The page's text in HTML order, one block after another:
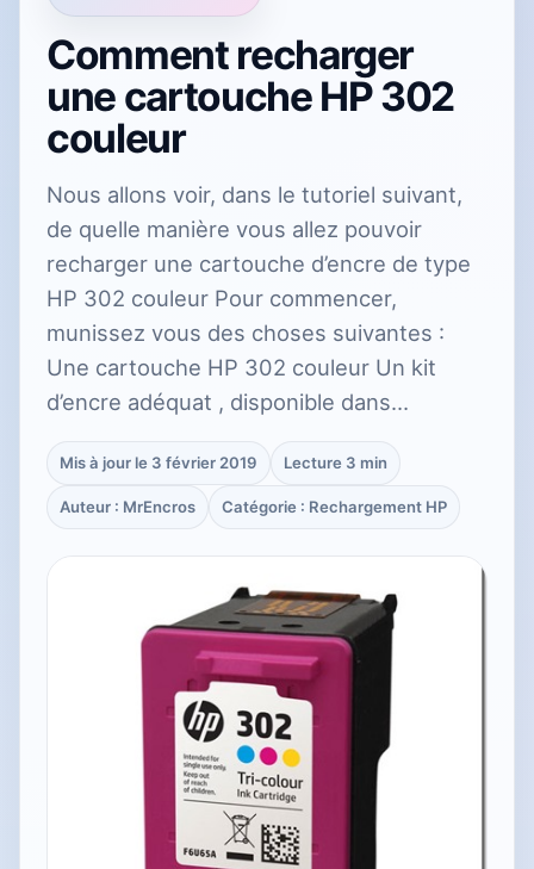
Comment recharger
une cartouche HP 302
couleur
Nous allons voir, dans le tutoriel suivant,
de quelle manière vous allez pouvoir
recharger une cartouche d’encre de type
HP 302 couleur Pour commencer,
munissez vous des choses suivantes :
Une cartouche HP 302 couleur Un kit
d’encre adéquat , disponible dans…
Mis à jour le 3 février 2019 Lecture 3 min
Auteur : MrEncros Catégorie : Rechargement HP